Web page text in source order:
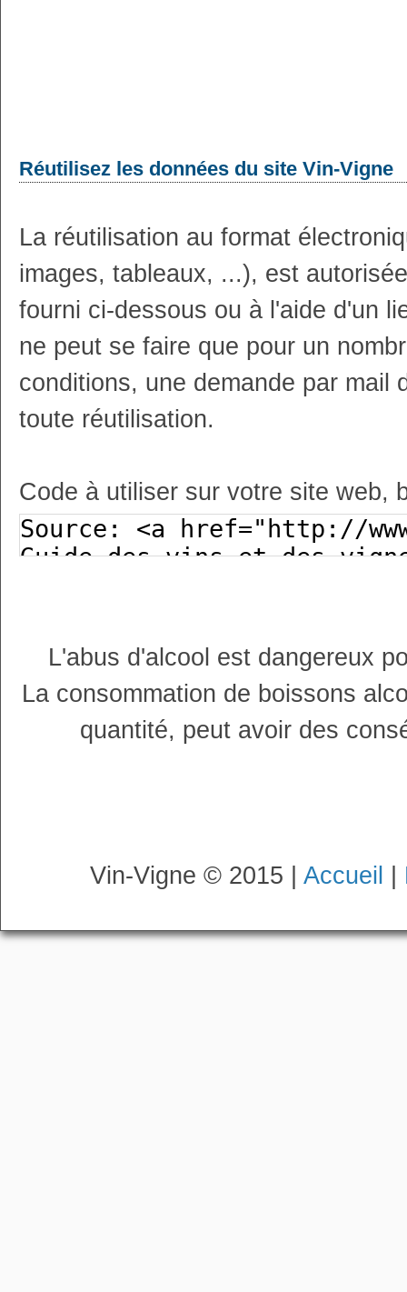
Réutilisez les données du site Vin-Vigne
La réutilisation au format
images, tableaux, ...), est
fourni ci-dessous ou à l'aide d'un
ne peut se faire que pour un
conditions, une demande par mail
toute réutilisation.
Code à utiliser sur votre site web,
L'abus d'alcool est dangereux
La consommation de boissons
quantité, peut avoir des
Vin-Vigne © 2015 | Accueil